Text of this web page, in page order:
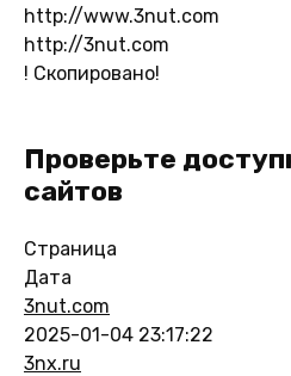
http://www.3nut.com
http://3nut.com
! Скопировано!
Проверьте
сайтов
Страница
Дата
3nut.com
2025-01-04 23:17:22
3nx.ru